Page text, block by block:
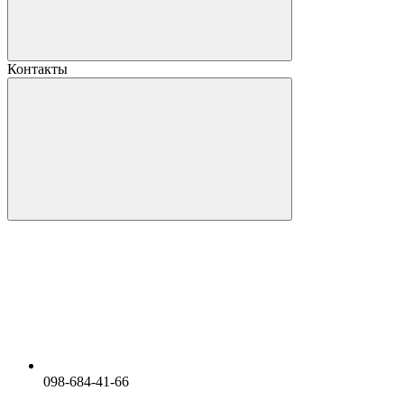
Контакты
098-684-41-66